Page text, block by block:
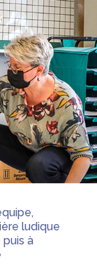
ludique
puis à